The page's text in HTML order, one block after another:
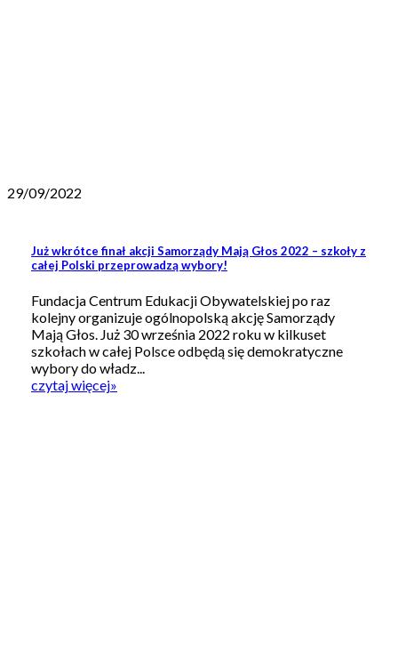
29/09/2022
Już wkrótce finał akcji Samorządy Mają Głos 2022 – szkoły z
całej Polski przeprowadzą wybory!
Fundacja Centrum Edukacji Obywatelskiej po raz
kolejny organizuje ogólnopolską akcję Samorządy
Mają Głos. Już 30 września 2022 roku w kilkuset
szkołach w całej Polsce odbędą się demokratyczne
wybory do władz...
czytaj więcej»